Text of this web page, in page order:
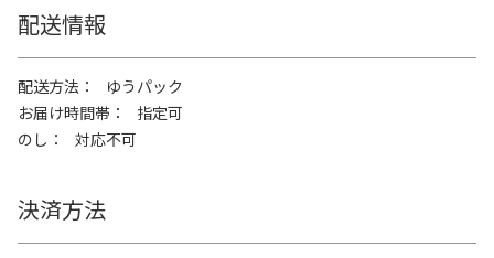
配送情報
配送方法
ゆうパック
お届け時間帯
指定可
のし
対応不可
決済方法